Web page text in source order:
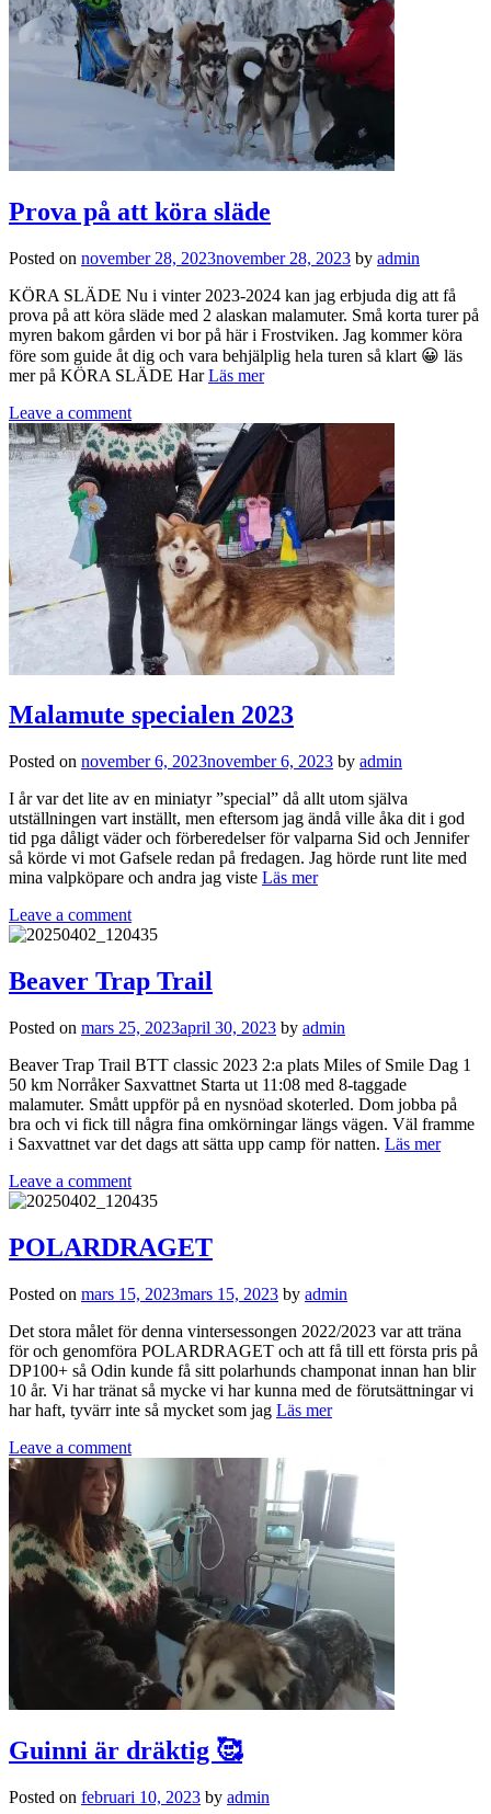
Prova på att köra släde
Posted on november 28, 2023november 28, 2023 by admin
KÖRA SLÄDE Nu i vinter 2023-2024 kan jag erbjuda dig att få
prova på att köra släde med 2 alaskan malamuter. Små korta turer på
myren bakom gården vi bor på här i Frostviken. Jag kommer köra
före som guide åt dig och vara behjälplig hela turen så klart 😀 läs
mer på KÖRA SLÄDE HarLäs mer
Leave a comment
Malamute specialen 2023
Posted on november 6, 2023november 6, 2023 by admin
I år var det lite av en miniatyr ”special” då allt utom själva
utställningen vart inställt, men eftersom jag ändå ville åka dit i god
tid pga dåligt väder och förberedelser för valparna Sid och Jennifer
så körde vi mot Gafsele redan på fredagen. Jag hörde runt lite med
mina valpköpare och andra jag viste Läs mer
Leave a comment
Beaver Trap Trail
Posted on mars 25, 2023april 30, 2023 by admin
Beaver Trap Trail BTT classic 2023 2:a plats Miles of Smile Dag 1
50 km Norråker Saxvattnet Starta ut 11:08 med 8-taggade
malamuter. Smått uppför på en nysnöad skoterled. Dom jobba på
bra och vi fick till några fina omkörningar längs vägen. Väl framme
i Saxvattnet var det dags att sätta upp camp för natten. Läs mer
Leave a comment
POLARDRAGET
Posted on mars 15, 2023mars 15, 2023 by admin
Det stora målet för denna vintersessongen 2022/2023 var att träna
för och genomföra POLARDRAGET och att få till ett första pris på
DP100+ så Odin kunde få sitt polarhunds champonat innan han blir
10 år. Vi har tränat så mycke vi har kunna med de förutsättningar vi
har haft, tyvärr inte så mycket som jag Läs mer
Leave a comment
Guinni är dräktig 🥰
Posted on februari 10, 2023 by admin